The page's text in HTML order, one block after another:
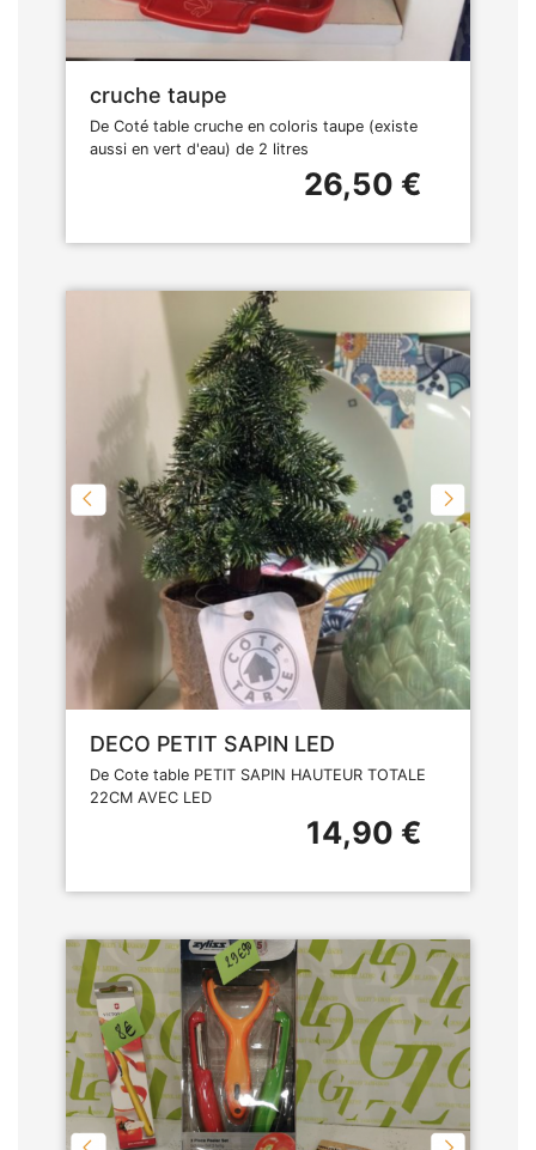
cruche taupe
De Coté table cruche en coloris taupe (existe
aussi en vert d'eau) de 2 litres
26,50 €
DECO PETIT SAPIN LED
De Cote table PETIT SAPIN HAUTEUR TOTALE
22CM AVEC LED
14,90 €